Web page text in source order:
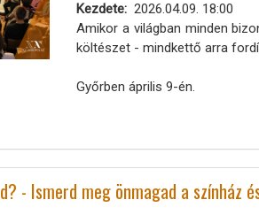
Kezdete
2026.04.09. 18:00
Amikor a világban minden
költészet - mindkettő arra
Győrben április 9-én.
- Ismerd meg önmagad a színház